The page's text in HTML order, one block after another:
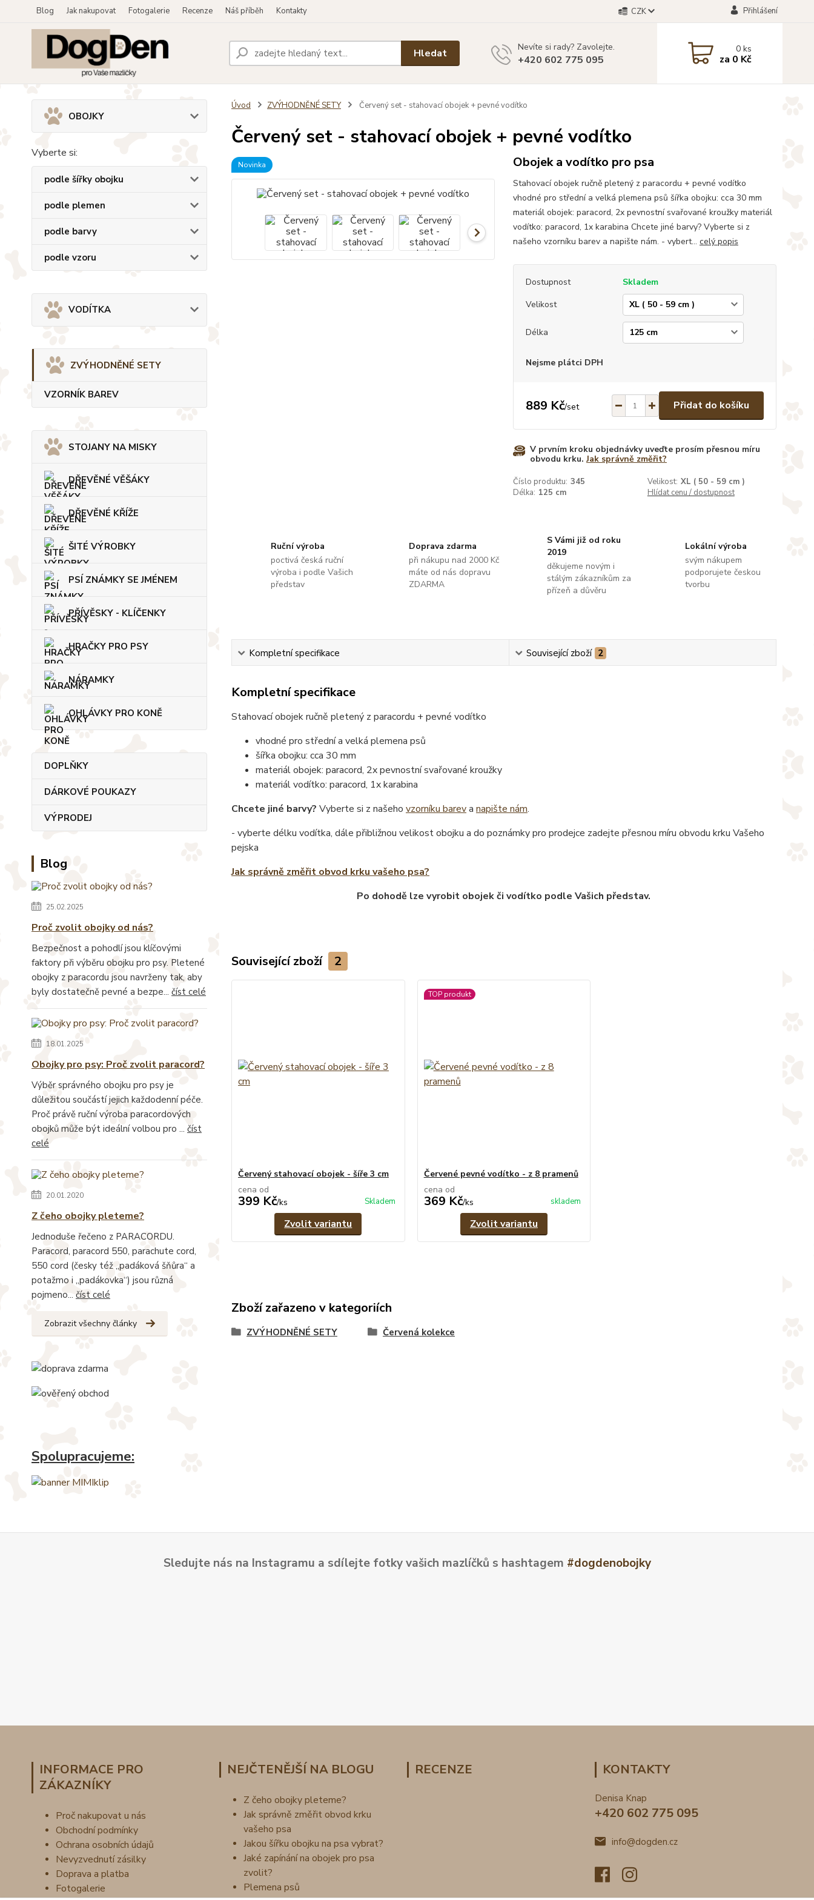
Blog Jak nakupovat Fotogalerie Recenze Náš příběh Kontakty CZK Přihlášení
Hledat Nevíte si rady? Zavolejte.
+420 602 775 095
0ks
za 0 Kč
OBOJKY
Vyberte si:
podle šířky obojku
podle plemen
podle barvy
podle vzoru
VODÍTKA
ZVÝHODNĚNÉ SETY
VZORNÍK BAREV
STOJANY NA MISKY
DŘEVĚNÉ VĚŠÁKY
DŘEVĚNÉ KŘÍŽE
ŠITÉ VÝROBKY
PSÍ ZNÁMKY SE JMÉNEM
PŘÍVĚSKY - KLÍČENKY
HRAČKY PRO PSY
NÁRAMKY
OHLÁVKY PRO KONĚ
DOPLŇKY
DÁRKOVÉ POUKAZY
VÝPRODEJ
Blog
25.02.2025
Proč zvolit obojky od nás?
Bezpečnost a pohodlí jsou klíčovými
faktory při výběru obojku pro psy. Pletené
obojky z paracordu jsou navrženy tak, aby
byly dostatečně pevné a bezpe... číst celé
18.01.2025
Obojky pro psy: Proč zvolit paracord?
Výběr správného obojku pro psy je
důležitou součástí jejich každodenní péče.
Proč právě ruční výroba paracordových
obojků může být ideální volbou pro ... číst
celé
20.01.2020
Z čeho obojky pleteme?
Jednoduše řečeno z PARACORDU.
Paracord, paracord 550, parachute cord,
550 cord (česky též „padáková šňůra“ a
potažmo i „padákovka“) jsou různá
pojmeno... číst celé
Zobrazit všechny články
Spolupracujeme:
Úvod ZVÝHODNĚNÉ SETY Červený set - stahovací obojek + pevné vodítko
Červený set - stahovací obojek + pevné vodítko
Novinka Obojek a vodítko pro psa
Stahovací obojek ručně pletený z paracordu + pevné vodítko
vhodné pro střední a velká plemena psů šířka obojku: cca 30 mm
materiál obojek: paracord, 2x pevnostní svařované kroužky materiál
vodítko: paracord, 1x karabina Chcete jiné barvy? Vyberte si z
našeho vzorníku barev a napište nám. - vybert... celý popis
Dostupnost
Skladem
Velikost
Délka
Nejsme plátci DPH
889 Kč/set Přidat do košíku
V prvním kroku objednávky uveďte prosím přesnou míru
obvodu krku.Jak správně změřit?
Číslo produktu: 345 Velikost: XL ( 50 - 59 cm )
Délka: 125 cm Hlídat cenu / dostupnost
Ruční výroba
poctivá česká ruční
výroba i podle Vašich
představ
Doprava zdarma
při nákupu nad 2000 Kč
máte od nás dopravu
ZDARMA
S Vámi již od roku
2019
děkujeme novým i
stálým zákazníkům za
přízeň a důvěru
Lokální výroba
svým nákupem
podporujete českou
tvorbu
Kompletní specifikace Související zboží 2
Kompletní specifikace
Stahovací obojek ručně pletený z paracordu + pevné vodítko
vhodné pro střední a velká plemena psů
šířka obojku: cca 30 mm
materiál obojek: paracord, 2x pevnostní svařované kroužky
materiál vodítko: paracord, 1x karabina
Chcete jiné barvy? Vyberte si z našeho vzorníku bareva napište nám.
- vyberte délku vodítka, dále přibližnou velikost obojku a do poznámky pro prodejce zadejte přesnou míru obvodu krku Vašeho
pejska
Jak správně změřit obvod krku vašeho psa?
Po dohodě lze vyrobit obojek či vodítko podle Vašich představ.
Související zboží 2
Červený stahovací obojek - šíře 3 cm
cena od
399 Kč/ks Skladem
Zvolit variantu
TOP produkt
Červené pevné vodítko - z 8 pramenů
cena od
369 Kč/ks skladem
Zvolit variantu
Zboží zařazeno v kategoriích
ZVÝHODNĚNÉ SETY Červená kolekce
Sledujte nás na Instagramu a sdílejte fotky vašich mazlíčků s hashtagem #dogdenobojky
INFORMACE PRO
ZÁKAZNÍKY
Proč nakupovat u nás
Obchodní podmínky
Ochrana osobních údajů
Nevyzvednutí zásilky
Doprava a platba
Fotogalerie
NEJČTENĚJŠÍ NA BLOGU
Z čeho obojky pleteme?
Jak správně změřit obvod krku
vašeho psa
Jakou šířku obojku na psa vybrat?
Jaké zapínání na obojek pro psa
zvolit?
Plemena psů
RECENZE KONTAKTY
Denisa Knap
+420 602 775 095
info@dogden.cz